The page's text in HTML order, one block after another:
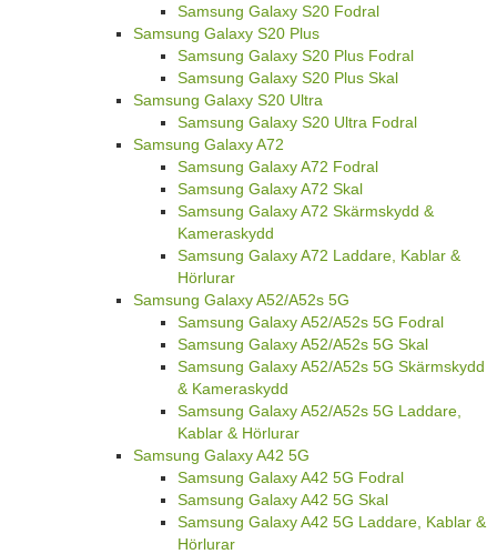
Samsung Galaxy S20 Fodral
Samsung Galaxy S20 Plus
Samsung Galaxy S20 Plus Fodral
Samsung Galaxy S20 Plus Skal
Samsung Galaxy S20 Ultra
Samsung Galaxy S20 Ultra Fodral
Samsung Galaxy A72
Samsung Galaxy A72 Fodral
Samsung Galaxy A72 Skal
Samsung Galaxy A72 Skärmskydd &
Kameraskydd
Samsung Galaxy A72 Laddare, Kablar &
Hörlurar
Samsung Galaxy A52/A52s 5G
Samsung Galaxy A52/A52s 5G Fodral
Samsung Galaxy A52/A52s 5G Skal
Samsung Galaxy A52/A52s 5G Skärmskydd
& Kameraskydd
Samsung Galaxy A52/A52s 5G Laddare,
Kablar & Hörlurar
Samsung Galaxy A42 5G
Samsung Galaxy A42 5G Fodral
Samsung Galaxy A42 5G Skal
Samsung Galaxy A42 5G Laddare, Kablar &
Hörlurar